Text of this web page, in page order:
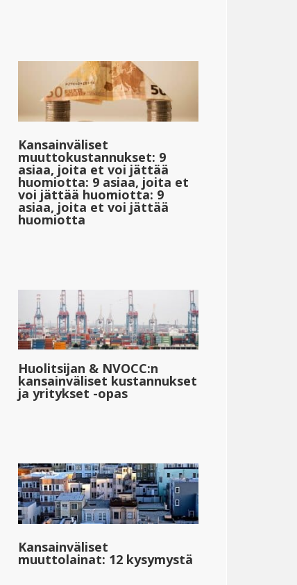
Kansainväliset
muuttokustannukset: 9
asiaa, joita et voi jättää
huomiotta: 9 asiaa, joita et
voi jättää huomiotta: 9
asiaa, joita et voi jättää
huomiotta
Huolitsijan & NVOCC:n
kansainväliset kustannukset
ja yritykset -opas
Kansainväliset
muuttolainat: 12 kysymystä